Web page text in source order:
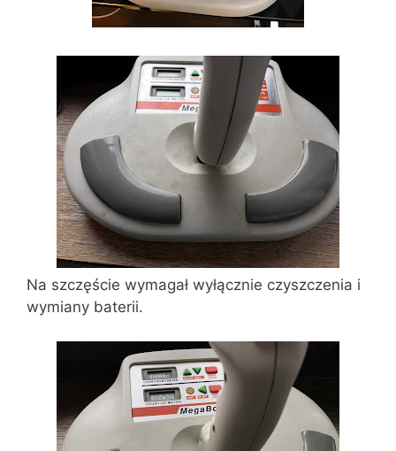
Na szczęście wymagał wyłącznie czyszczenia i
wymiany baterii.